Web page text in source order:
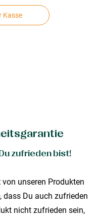
Kasse
zufrieden bist!
unseren Produkten
dass Du auch zufrieden
nicht zufrieden sein,